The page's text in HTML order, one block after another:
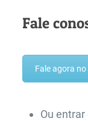
Fale
Fale agora
Ou